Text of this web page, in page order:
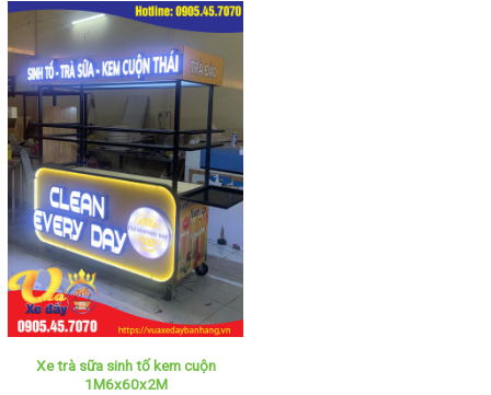
Xe trà sữa sinh tố kem cuộn
1M6x60x2M